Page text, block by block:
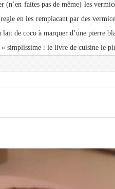
(n’en faites pas de même) les
en les remplacant par des
de coco à marquer d’une pierre
simplissime : le livre de cuisine le